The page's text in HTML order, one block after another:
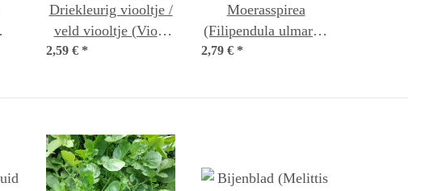
Driekleurig viooltje /
veld viooltje (Viola
tricolor) bio zaad
2,59 € *
Moerasspirea
(Filipendula ulmaria)
bio zaad
2,79 € *